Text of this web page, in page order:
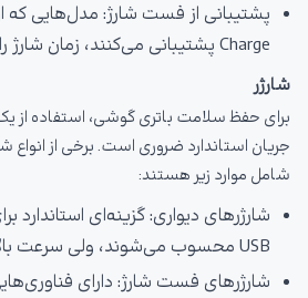
Charge پشتیبانی می‌کنند، زمان شارژ را کاهش می‌دهند.
شارژر
برای حفظ سلامت باتری گوشی، استفاده از یک
جریان استاندارد ضروری است. برخی از انواع
شامل موارد زیر هستند:
شارژرهای دیواری: گزینه‌ای استاندارد
USB محسوب می‌شوند، ولی سرعت بالایی ندارند.